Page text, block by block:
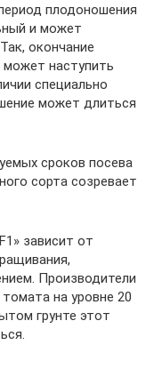
плодоношения
и может
окончание
наступить
специально
может длиться
сроков посева
сорта созревает
зависит от
Производители
на уровне 20
грунте этот